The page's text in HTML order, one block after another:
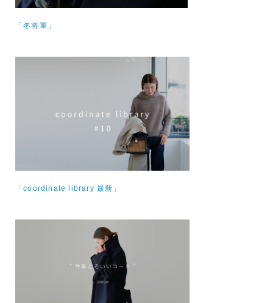
「冬将軍」
「coordinate library 最新」